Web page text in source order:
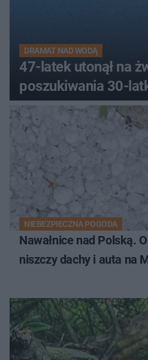
DRAMAT NAD WODĄ
47-latek utonął na
poszukiwania 30-
NIEBEZPIECZNA POGODA
Nawałnice nad Polską.
niszczy dachy i auta na